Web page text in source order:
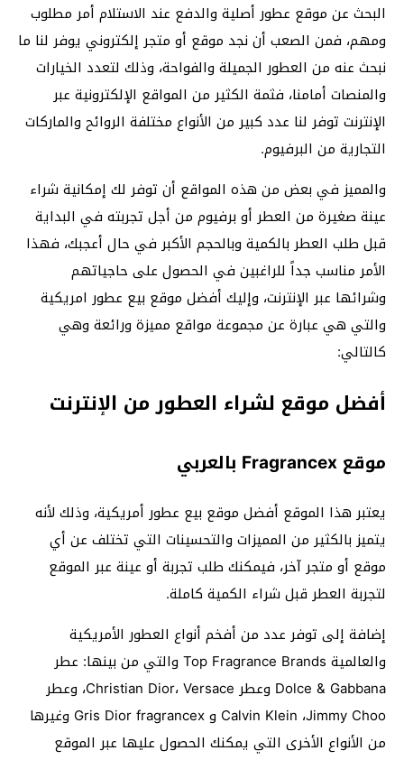
البحث عن موقع عطور أصلية والدفع عند الاستلام أمر مطلوب
ومهم، فمن الصعب أن نجد موقع أو متجر إلكتروني يوفر لنا ما
نبحث عنه من العطور الجميلة والفواحة، وذلك لتعدد الخيارات
والمنصات أمامنا، فثمة الكثير من المواقع الإلكترونية عبر
الإنترنت توفر لنا عدد كبير من الأنواع مختلفة الروائح والماركات
التجارية من البرفيوم.
والمميز في بعض من هذه المواقع أن توفر لك إمكانية شراء
عينة صغيرة من العطر أو برفيوم من أجل تجربته في البداية
قبل طلب العطر بالكمية وبالحجم الأكبر في حال أعجبك، فهذا
الأمر مناسب جداً للراغبين في الحصول على حاجياتهم
وشرائها عبر الإنترنت، وإليك أفضل موقع بيع عطور امريكية
والتي هي عبارة عن مجموعة مواقع مميزة ورائعة وهي
كالتالي:
أفضل موقع لشراء العطور من الإنترنت
موقع Fragrancex بالعربي
يعتبر هذا الموقع أفضل موقع بيع عطور أمريكية، وذلك لأنه
يتميز بالكثير من المميزات والتحسينات التي تختلف عن أي
موقع أو متجر آخر، فيمكنك طلب تجربة أو عينة عبر الموقع
لتجربة العطر قبل شراء الكمية كاملة.
إضافة إلى توفر عدد من أفخم أنواع العطور الأمريكية
والعالمية Top Fragrance Brands والتي من بينها: عطر
Dolce & Gabbana وعطر Christian Dior، Versace، وعطر
Calvin Klein ،Jimmy Choo و Gris Dior fragrancex وغيرها
من الأنواع الأخرى التي يمكنك الحصول عليها عبر الموقع